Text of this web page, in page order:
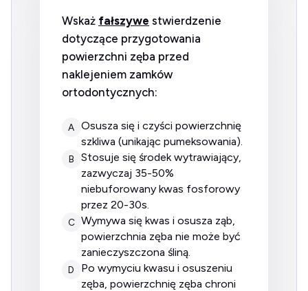
Wskaż fałszywe stwierdzenie
dotyczące przygotowania
powierzchni zęba przed
naklejeniem zamków
ortodontycznych:
A
osusza się i czyści powierzchnię
szkliwa (unikając pumeksowania).
B
stosuje się środek wytrawiający,
zazwyczaj 35-50%
niebuforowany kwas fosforowy
przez 20-30s.
C wymywa się kwas i osusza ząb,
powierzchnia zęba nie może być
zanieczyszczona śliną.
D
po wymyciu kwasu i osuszeniu
zęba, powierzchnię zęba chroni